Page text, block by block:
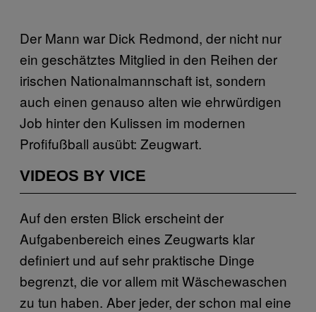
Der Mann war Dick Redmond, der nicht nur
ein geschätztes Mitglied in den Reihen der
irischen Nationalmannschaft ist, sondern
auch einen genauso alten wie ehrwürdigen
Job hinter den Kulissen im modernen
Profifußball ausübt: Zeugwart.
VIDEOS BY VICE
Auf den ersten Blick erscheint der
Aufgabenbereich eines Zeugwarts klar
definiert und auf sehr praktische Dinge
begrenzt, die vor allem mit Wäschewaschen
zu tun haben. Aber jeder, der schon mal eine